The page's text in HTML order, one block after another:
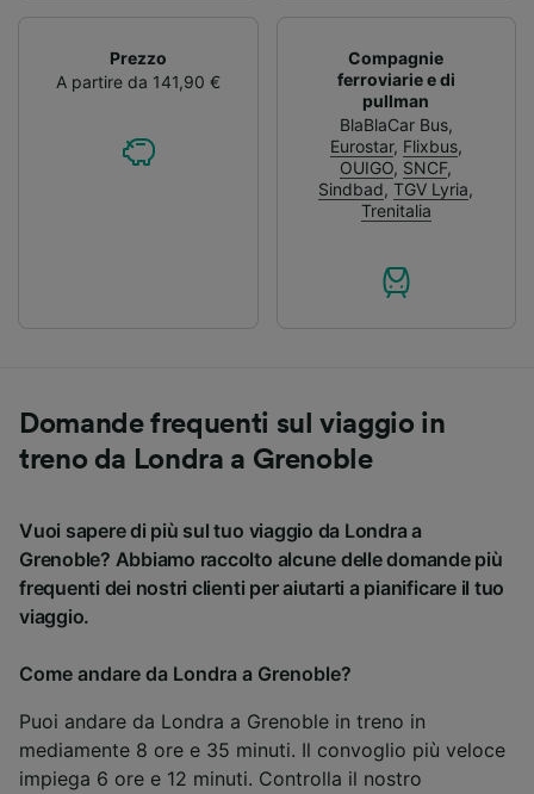
Prezzo
A partire da 141,90 €
Compagnie
ferroviarie e di
pullman
BlaBlaCar Bus,
Eurostar, Flixbus,
OUIGO, SNCF,
Sindbad,TGV Lyria,
Trenitalia
Domande frequenti sul viaggio in
treno da Londra a Grenoble
Vuoi sapere di più sul tuo viaggio da Londra a
Grenoble? Abbiamo raccolto alcune delle domande più
frequenti dei nostri clienti per aiutarti a pianificare il tuo
viaggio.
Come andare da Londra a Grenoble?
Puoi andare da Londra a Grenoble in treno in
mediamente 8 ore e 35 minuti. Il convoglio più veloce
impiega 6 ore e 12 minuti. Controlla il nostro